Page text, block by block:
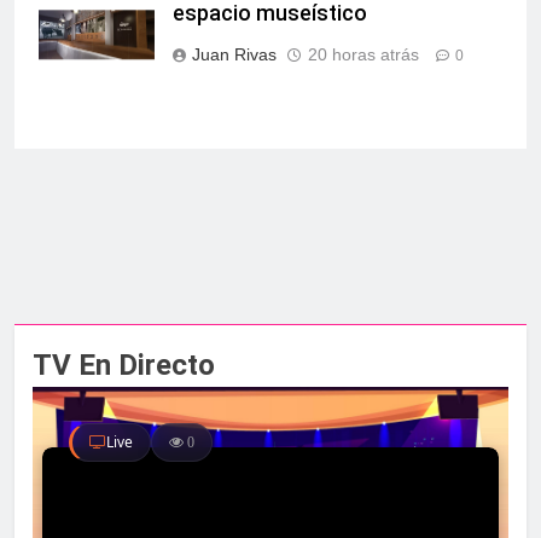
TV En Directo
60
espacio museístico
Juan Rivas 20 horas atrás 0